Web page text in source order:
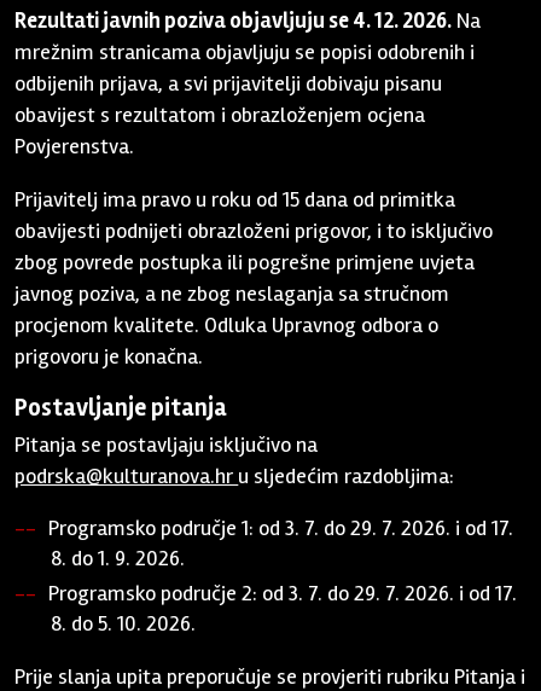
Rezultati javnih poziva objavljuju se 4. 12. 2026. Na
mrežnim stranicama objavljuju se popisi odobrenih i
odbijenih prijava, a svi prijavitelji dobivaju pisanu
obavijest s rezultatom i obrazloženjem ocjena
Povjerenstva.
Prijavitelj ima pravo u roku od 15 dana od primitka
obavijesti podnijeti obrazloženi prigovor, i to isključivo
zbog povrede postupka ili pogrešne primjene uvjeta
javnog poziva, a ne zbog neslaganja sa stručnom
procjenom kvalitete. Odluka Upravnog odbora o
prigovoru je konačna.
Postavljanje pitanja
Pitanja se postavljaju isključivo na
podrska@kulturanova.hr u sljedećim razdobljima:
Programsko područje 1: od 3. 7. do 29. 7. 2026. i od 17.
8. do 1. 9. 2026.
Programsko područje 2: od 3. 7. do 29. 7. 2026. i od 17.
8. do 5. 10. 2026.
Prije slanja upita preporučuje se provjeriti rubriku Pitanja i